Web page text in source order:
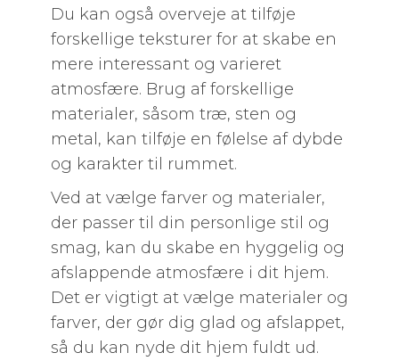
Du kan også overveje at tilføje
forskellige teksturer for at skabe en
mere interessant og varieret
atmosfære. Brug af forskellige
materialer, såsom træ, sten og
metal, kan tilføje en følelse af dybde
og karakter til rummet.
Ved at vælge farver og materialer,
der passer til din personlige stil og
smag, kan du skabe en hyggelig og
afslappende atmosfære i dit hjem.
Det er vigtigt at vælge materialer og
farver, der gør dig glad og afslappet,
så du kan nyde dit hjem fuldt ud.